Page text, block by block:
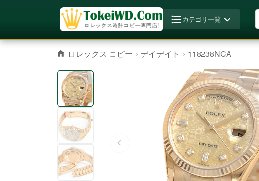
カテゴリ一覧
ロレックス コピー デイデイト 118238NCA